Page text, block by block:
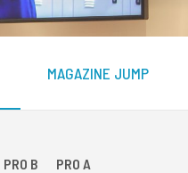
MAGAZINE JUMP
PRO B PRO A